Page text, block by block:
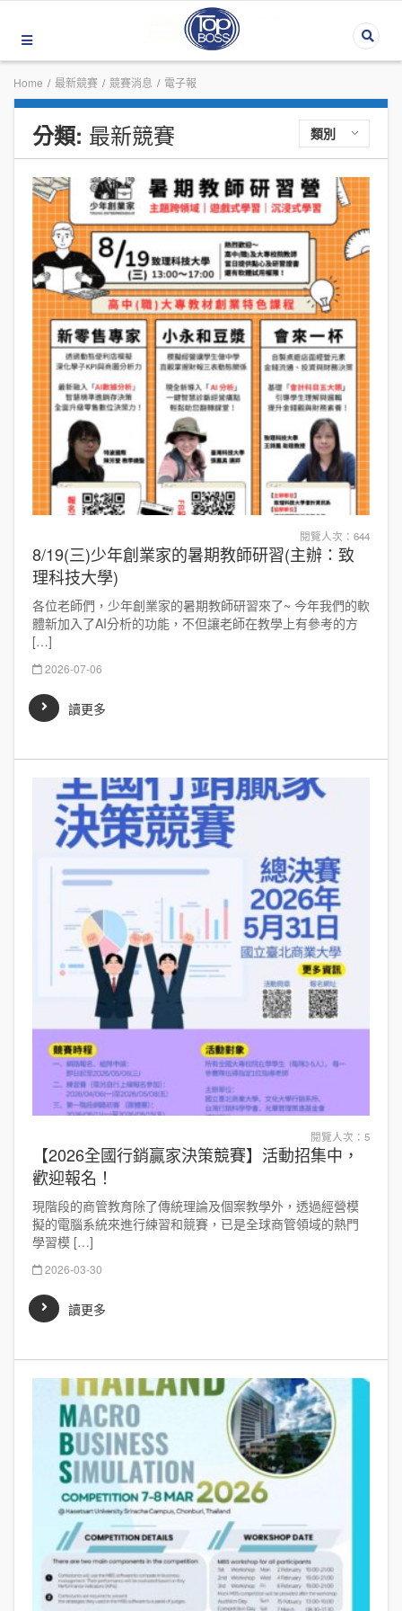
Home / 最新競賽 / 競賽消息 / 電子報
分類: 最新競賽 類別
閱覽人次：644
8/19(三)少年創業家的暑期教師研習(主辦：致
理科技大學)
各位老師們，少年創業家的暑期教師研習來了~ 今年我們的軟
體新加入了AI分析的功能，不但讓老師在教學上有參考的方
[…]
2026-07-06
讀更多
閱覽人次：5
【2026全國行銷贏家決策競賽】活動招集中，
歡迎報名！
現階段的商管教育除了傳統理論及個案教學外，透過經營模
擬的電腦系統來進行練習和競賽，已是全球商管領域的熱門
學習模 […]
2026-03-30
讀更多